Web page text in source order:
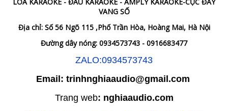
LOA KARAOKE - ĐẦU KARAOKE - AMPLY KARAOKE-CỤC ĐẨY
VANG SỐ
Địa chỉ: Số 56 Ngõ 115 ,Phố Trần Hòa, Hoàng Mai, Hà Nội
Đường dây nóng: 0934573743 - 0916683477
ZALO:0934573743
Email: trinhnghiaaudio@gmail.com
Trang web: nghiaaudio.com